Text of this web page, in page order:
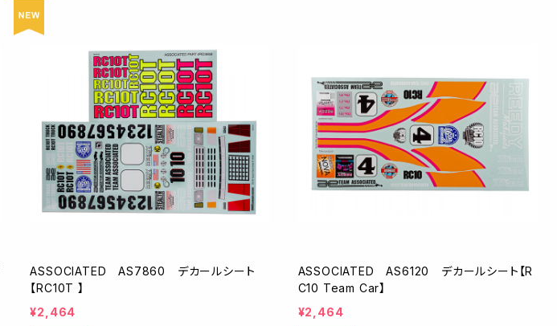
ASSOCIATED AS7860 デカールシート
【RC10T 】
¥2,464
ASSOCIATED AS6120 デカールシート【R
C10 Team Car】
¥2,464